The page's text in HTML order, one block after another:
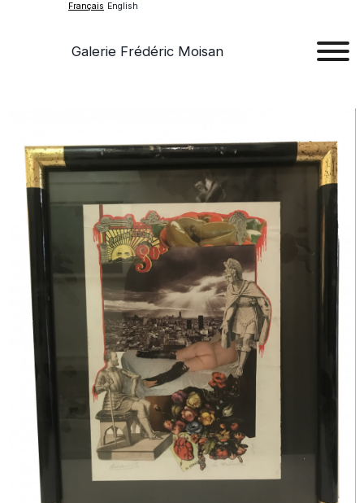
Français English
Galerie Frédéric Moisan
A